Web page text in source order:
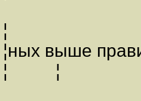
¦
¦ных выше
¦ ¦